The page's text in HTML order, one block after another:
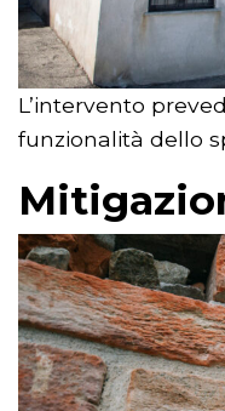
L’intervento
funzionalità dello